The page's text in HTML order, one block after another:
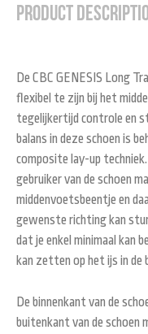
Product
De CBC GENESIS Long
flexibel te zijn bij het
tegelijkertijd controle en
balans in deze schoen is
composite lay-up
gebruiker van de schoen
middenvoetsbeentje en
gewenste richting kan
dat je enkel minimaal kan
kan zetten op het ijs in de
De binnenkant van de
buitenkant van de schoen